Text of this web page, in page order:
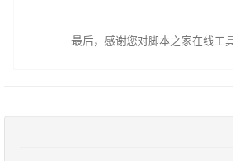
最后，感谢您对脚本之家在线工